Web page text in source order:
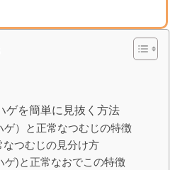
ゲを簡単に見抜く方法
）と正常なつむじの特徴
つむじの見分け方
ゲ)と正常なおでこの特徴